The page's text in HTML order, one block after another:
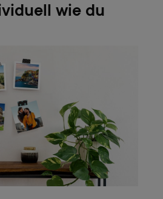
wie du